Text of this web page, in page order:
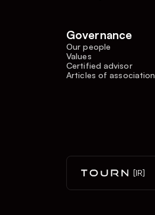
Governance
Our people
Values
Certified advisor
Articles of association
[IR]